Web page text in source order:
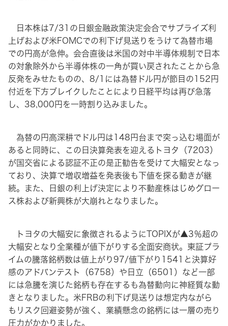
日本株は7/31の日銀金融政策決定会合でサプライズ利
上げおよび米FOMCでの利下げ見送りをうけて為替市場
での円高が急伸。会合直後は米国の対中半導体規制で日本
の対象除外から半導体株の一角が買い戻されたことから急
反発をみせたものの、8/1には為替ドル円が節目の152円
付近を下方ブレイクしたことにより日経平均は再び急落
し、38,000円を一時割り込みました。
為替の円高深耕でドル円は148円台まで突っ込む場面が
あると同時に、この日決算発表を迎えるトヨタ（7203）
が国交省による認証不正の是正勧告を受けて大幅安となっ
ており、決算で増収増益を発表後も下値を探る動きが継
続。また、日銀の利上げ決定により不動産株はじめグロー
ス株および新興株が大崩れとなりました。
トヨタの大幅安に象徴されるようにTOPIXが▲3％超の
大幅安となり全業種が値下がりする全面安商状。東証プラ
イムの騰落銘柄数は値上がり97/値下がり1541と決算好
感のアドバンテスト（6758）や日立（6501）など一部
には急騰を演じた銘柄も存在するも為替動向に神経質な動
きとなりました。米FRBの利下げ見送りは想定内ながら
もリスク回避姿勢が強く、業績懸念の銘柄には一層の売り
圧力がかかりました。